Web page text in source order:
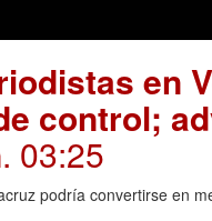
en
control;
. 03:25
podría convertirse en